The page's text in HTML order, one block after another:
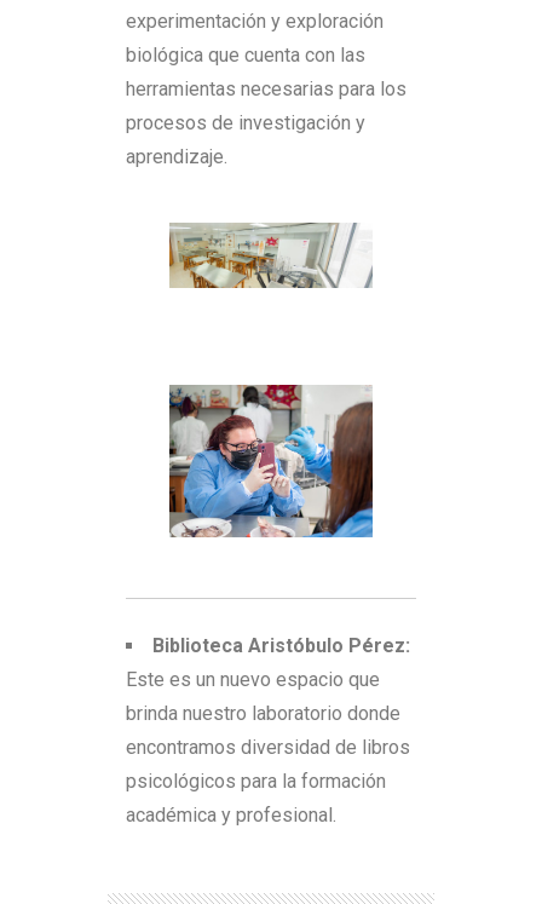
experimentación y exploración
biológica que cuenta con las
herramientas necesarias para los
procesos de investigación y
aprendizaje.
Biblioteca Aristóbulo Pérez:
Este es un nuevo espacio que
brinda nuestro laboratorio donde
encontramos diversidad de libros
psicológicos para la formación
académica y profesional.